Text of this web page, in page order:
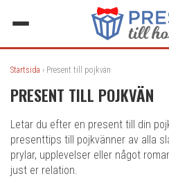
Startsida › Present till pojkvän
PRESENT TILL POJKVÄN
Letar du efter en present till din
presenttips till pojkvänner av alla
prylar, upplevelser eller något
just er relation.